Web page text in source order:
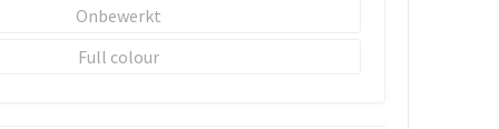
Onbewerkt
Full colour